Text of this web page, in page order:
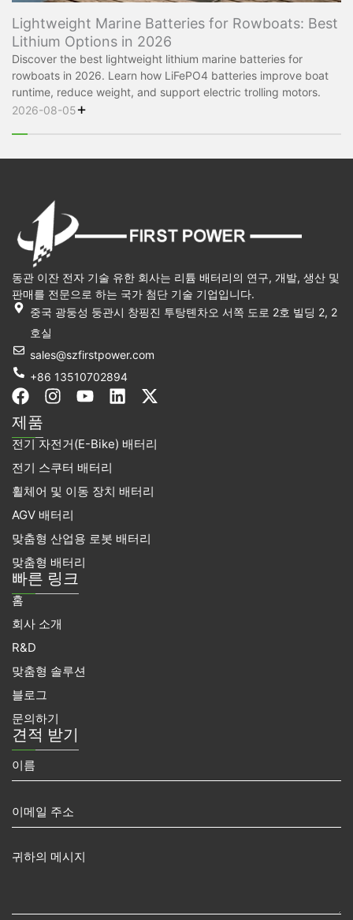
Lightweight Marine Batteries for Rowboats: Best
Lithium Options in 2026
Discover the best lightweight lithium marine batteries for
rowboats in 2026. Learn how LiFePO4 batteries improve boat
runtime, reduce weight, and support electric trolling motors.
2026-08-05+
동관 이잔 전자 기술 유한 회사는 리튬 배터리의 연구, 개발, 생산 및
판매를 전문으로 하는 국가 첨단 기술 기업입니다.
중국 광둥성 둥관시 창핑진 투탕톈차오 서쪽 도로 2호 빌딩 2, 2
호실
sales@szfirstpower.com
+86 13510702894
F
a
c
e
b
o
o
k
인
그
램
유
링
인
X
위
제품
전기 자전거(E-Bike) 배터리
전기 스쿠터 배터리
휠체어 및 이동 장치 배터리
AGV 배터리
맞춤형 산업용 로봇 배터리
맞춤형 배터리
빠른 링크
홈
회사 소개
R&D
맞춤형 솔루션
블로그
문의하기
견적 받기